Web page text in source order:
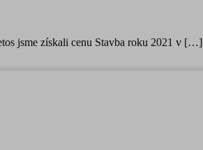
jsme získali cenu Stavba roku 2021 v […]